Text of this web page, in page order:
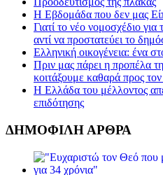
Η Εβδομάδα που δεν μας
Γιατί το νέο νομοσχέδιο για
αντί να προστατεύει το
Ελληνική οικογένεια: ένα
Πριν μας πάρει η προπέλα
κοιτάξουμε καθαρά προς τον
Η Ελλάδα του μέλλοντος
επιδότησης
ΔΗΜΟΦΙΛΗ ΑΡΘΡΑ